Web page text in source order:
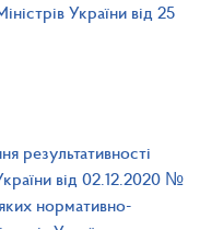
України від 25
результативності
від 02.12.2020 №
нормативно-